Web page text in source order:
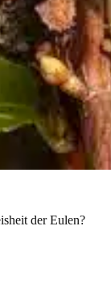
der Eulen?